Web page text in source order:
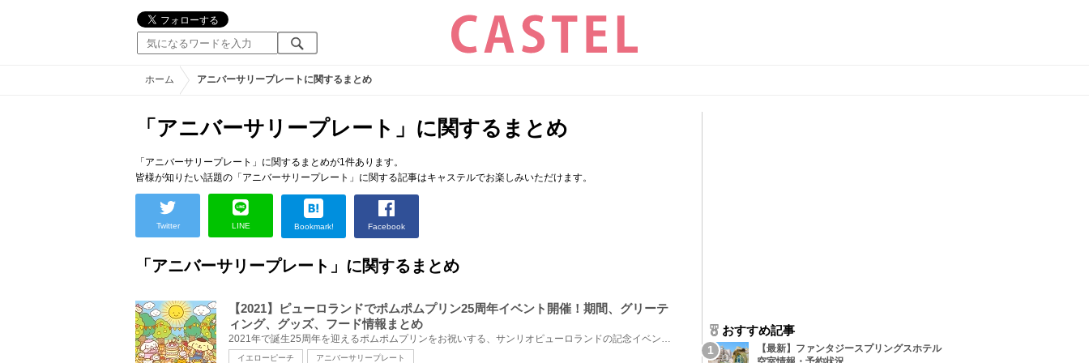
ホーム アニバーサリープレートに関するまとめ
「アニバーサリープレート」に関するまとめ
「アニバーサリープレート」に関するまとめが1件あります。
皆様が知りたい話題の「アニバーサリープレート」に関する記事はキャステルでお楽しみいただけます。
Twitter LINE Bookmark! Facebook
「アニバーサリープレート」に関するまとめ
【2021】ピューロランドでポムポムプリン25周年イベント開催！期間、グリーテ
ィング、グッズ、フード情報まとめ
2021年で誕生25周年を迎えるポムポムプリンをお祝いする、サンリオピューロランドの記念イベントやグッ...
イエローピーチ アニバーサリープレート
おすすめ記事
【最新】ファンタジースプリングスホテル